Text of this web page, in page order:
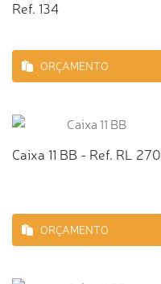
Ref. 134
ORÇAMENTO
Caixa 11 BB - Ref. RL 270
ORÇAMENTO